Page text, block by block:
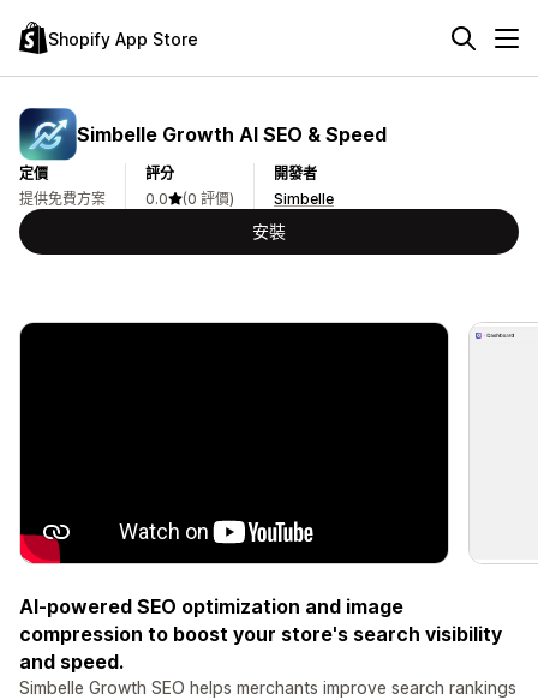
Shopify App Store
Simbelle Growth AI SEO & Speed
定價
提供免費方案
評分
0.0
(0 評價)
開發者
Simbelle
安裝
AI-powered SEO optimization and image
compression to boost your store's search visibility
and speed.
Simbelle Growth SEO helps merchants improve search rankings